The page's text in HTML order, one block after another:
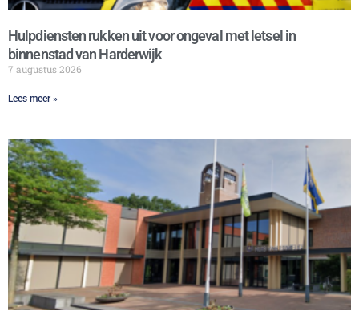
Hulpdiensten rukken uit voor ongeval met letsel in
binnenstad van Harderwijk
7 augustus 2026
Lees meer »